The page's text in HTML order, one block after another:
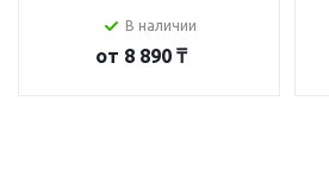
В наличии
от 8 890 ₸